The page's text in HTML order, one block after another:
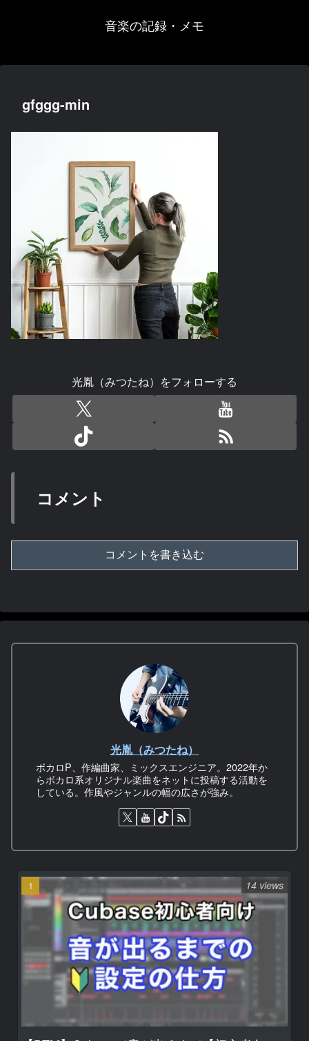
音楽の記録・メモ
gfggg-min
光胤（みつたね）をフォローする
コメント
コメントを書き込む
光胤（みつたね）
ボカロP、作編曲家、ミックスエンジニア。2022年か
らボカロ系オリジナル楽曲をネットに投稿する活動を
している。作風やジャンルの幅の広さが強み。
14 views